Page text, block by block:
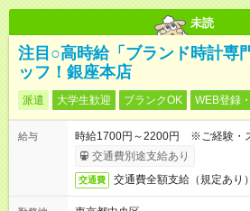
未読
注目○高時給「ブランド時計専
ッフ！銀座本店
派遣 大学生歓迎 ブランクOK WEB登録
給与
時給1700円～2200円 ※ご経験・
交通費別途支給あり
交通費 交通費全額支給（規定あり）